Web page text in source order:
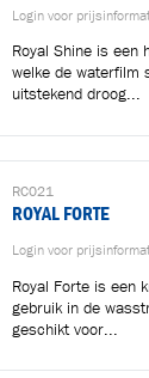
Login voor
Royal Shine is een
welke de waterfilm
uitstekend droog...
RC021
ROYAL FORTE
Login voor
Royal Forte is een
gebruik in de
geschikt voor...